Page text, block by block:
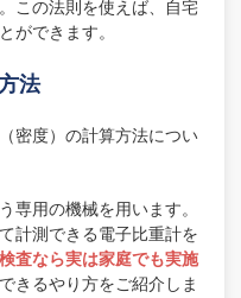
この法則を使えば、自宅
ができます。
法
密度）の計算方法につい
専用の機械を用います。
計測できる電子比重計を
査なら実は家庭でも実施
きるやり方をご紹介しま